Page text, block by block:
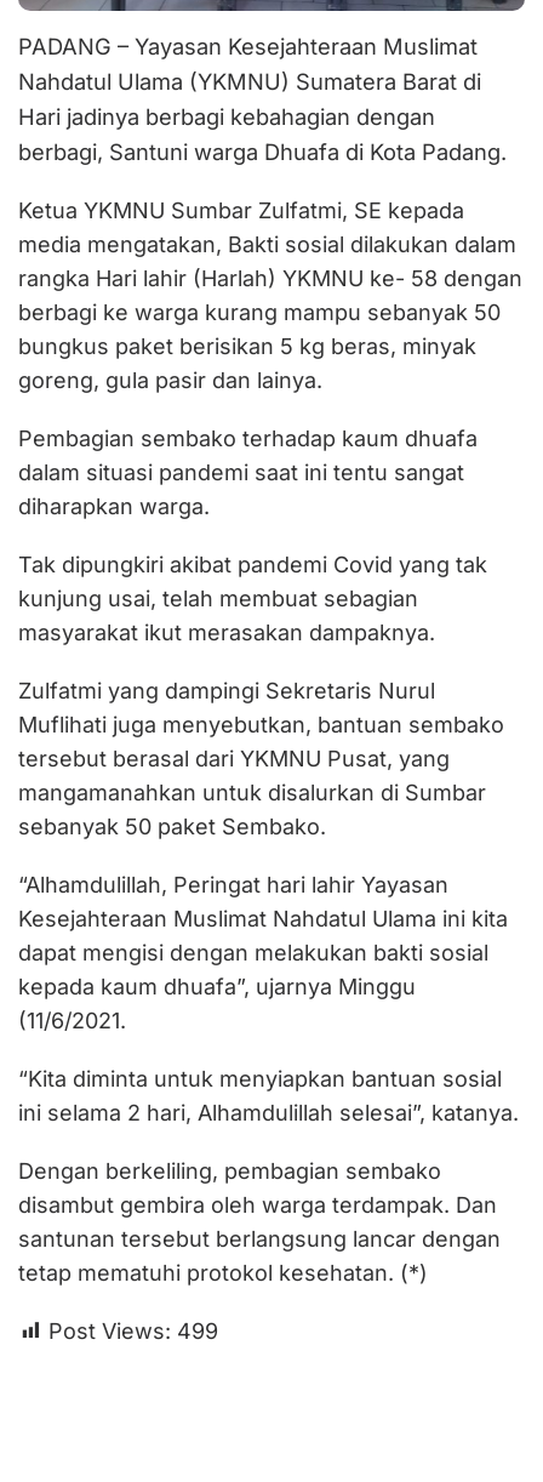
PADANG – Yayasan Kesejahteraan Muslimat
Nahdatul Ulama (YKMNU) Sumatera Barat di
Hari jadinya berbagi kebahagian dengan
berbagi, Santuni warga Dhuafa di Kota Padang.
Ketua YKMNU Sumbar Zulfatmi, SE kepada
media mengatakan, Bakti sosial dilakukan dalam
rangka Hari lahir (Harlah) YKMNU ke- 58 dengan
berbagi ke warga kurang mampu sebanyak 50
bungkus paket berisikan 5 kg beras, minyak
goreng, gula pasir dan lainya.
Pembagian sembako terhadap kaum dhuafa
dalam situasi pandemi saat ini tentu sangat
diharapkan warga.
Tak dipungkiri akibat pandemi Covid yang tak
kunjung usai, telah membuat sebagian
masyarakat ikut merasakan dampaknya.
Zulfatmi yang dampingi Sekretaris Nurul
Muflihati juga menyebutkan, bantuan sembako
tersebut berasal dari YKMNU Pusat, yang
mangamanahkan untuk disalurkan di Sumbar
sebanyak 50 paket Sembako.
“Alhamdulillah, Peringat hari lahir Yayasan
Kesejahteraan Muslimat Nahdatul Ulama ini kita
dapat mengisi dengan melakukan bakti sosial
kepada kaum dhuafa”, ujarnya Minggu
(11/6/2021.
“Kita diminta untuk menyiapkan bantuan sosial
ini selama 2 hari, Alhamdulillah selesai”, katanya.
Dengan berkeliling, pembagian sembako
disambut gembira oleh warga terdampak. Dan
santunan tersebut berlangsung lancar dengan
tetap mematuhi protokol kesehatan. (*)
Post Views: 499